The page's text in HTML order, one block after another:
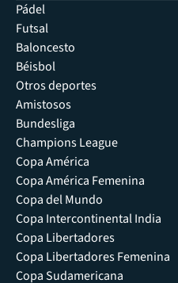
Pádel
Futsal
Baloncesto
Béisbol
Otros deportes
Amistosos
Bundesliga
Champions League
Copa América
Copa América Femenina
Copa del Mundo
Copa Intercontinental India
Copa Libertadores
Copa Libertadores Femenina
Copa Sudamericana